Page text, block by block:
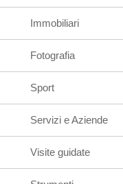
Immobiliari
Fotografia
Sport
Servizi e Aziende
Visite guidate